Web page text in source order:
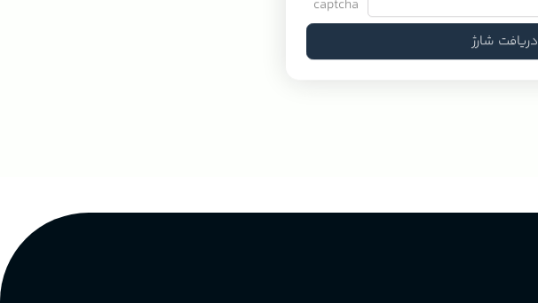
دریافت شارژ